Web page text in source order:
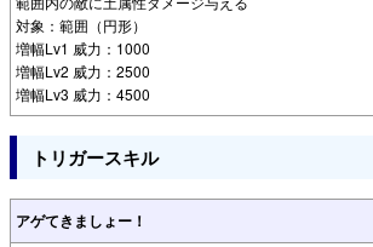
対象：範囲（円形）
増幅Lv1 威力：1000
増幅Lv2 威力：2500
増幅Lv3 威力：4500
トリガースキル
アゲてきましょー！